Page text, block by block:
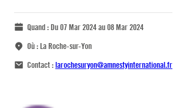
Quand :Du 07 Mar 2024 au 08 Mar 2024
Où :La Roche-sur-Yon
Contact :larochesuryon@amnestyinternational.fr